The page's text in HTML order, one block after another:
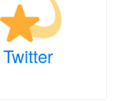
Twitter